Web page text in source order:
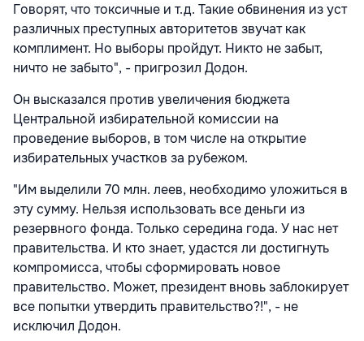
Говорят, что токсичные и т.д. Такие обвинения из уст
различных преступных авторитетов звучат как
комплимент. Но выборы пройдут. Никто не забыт,
ничто не забыто", - пригрозил Додон.
Он высказался против увеличения бюджета
Центральной избирательной комиссии на
проведение выборов, в том числе на открытие
избирательных участков за рубежом.
"Им выделили 70 млн. леев, необходимо уложиться в
эту сумму. Нельзя использовать все деньги из
резервного фонда. Только середина года. У нас нет
правительства. И кто знает, удастся ли достигнуть
компромисса, чтобы сформировать новое
правительство. Может, президент вновь заблокирует
все попытки утвердить правительство?!", - не
исключил Додон.